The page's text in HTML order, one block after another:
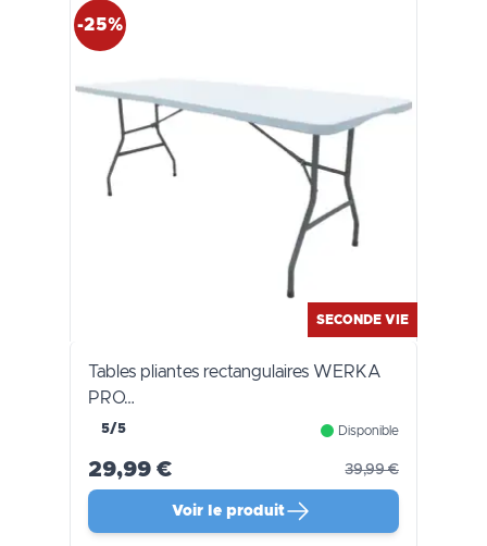
-25%
SECONDE VIE
Tables pliantes rectangulaires WERKA
PRO…
5/5 Disponible
29,99 € 39,99 €
Voir le produit